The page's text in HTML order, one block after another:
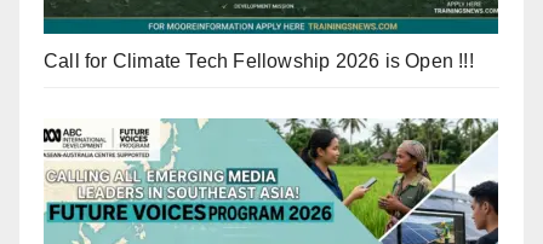
Call for Climate Tech Fellowship 2026 is Open !!!